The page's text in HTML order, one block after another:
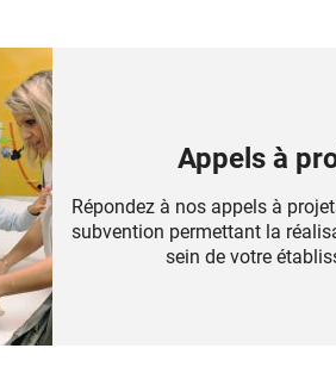
Appels à
Répondez à nos appels à
subvention permettant la
sein de votre